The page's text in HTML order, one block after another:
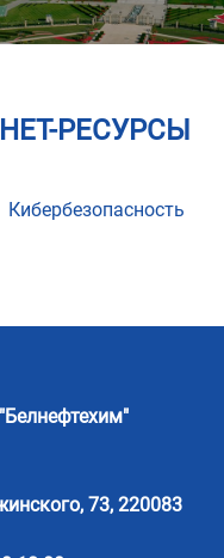
РЕСУРСЫ
Кибербезопасность
73, 220083